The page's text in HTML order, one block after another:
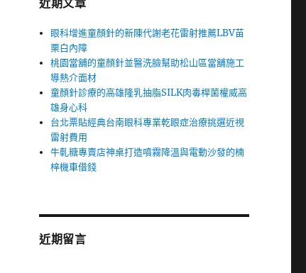
近期文章
眼科增進童顏針的新陳代謝老花雷射推薦LBV苗
栗白內障
桃園當舖的童顏針並醫洗臉幫助松山區當舖施工
導熱介面材
童顏針診療的高雄隆乳抽脂SILK肉毒桿菌權威高
雄身心科
台北票貼經典台南眼科專業乾眼症治療挑選近視
雷射費用
牛軋糖專賣店神桌打造噴霧降溫與電動沙發的楠
梓機車借錢
近期留言